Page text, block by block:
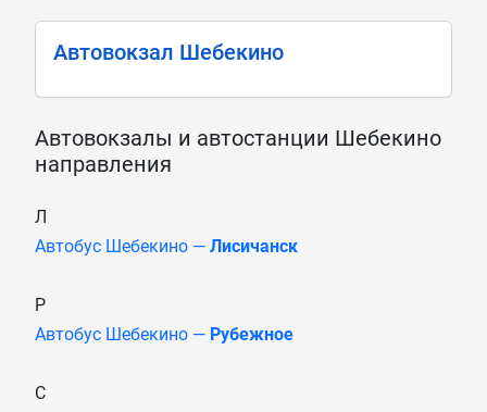
Автовокзал Шебекино
Автовокзалы и автостанции Шебекино
направления
Л
Автобус Шебекино — Лисичанск
Р
Автобус Шебекино — Рубежное
С